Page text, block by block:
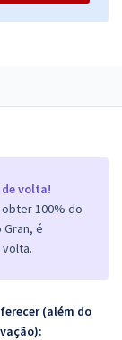
volta!
100% do
é
(além do